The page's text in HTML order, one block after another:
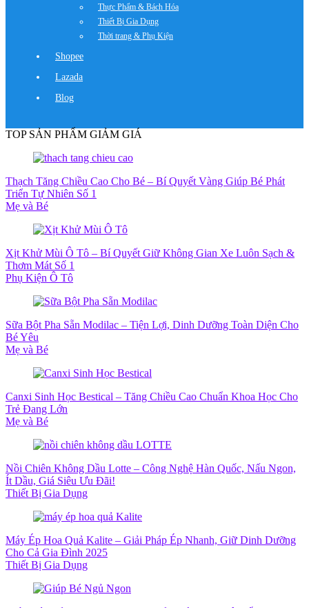
Thực Phẩm & Bách Hóa
Thiết Bị Gia Dụng
Thời trang & Phụ Kiện
Shopee
Lazada
Blog
TOP SẢN PHẨM GIẢM GIÁ
Thạch Tăng Chiều Cao Cho Bé – Bí Quyết Vàng Giúp Bé Phát
Triển Tự Nhiên Số 1
Mẹ và Bé
Xịt Khử Mùi Ô Tô – Bí Quyết Giữ Không Gian Xe Luôn Sạch &
Thơm Mát Số 1
Phụ Kiện Ô Tô
Sữa Bột Pha Sẵn Modilac – Tiện Lợi, Dinh Dưỡng Toàn Diện Cho
Bé Yêu
Mẹ và Bé
Canxi Sinh Học Bestical – Tăng Chiều Cao Chuẩn Khoa Học Cho
Trẻ Đang Lớn
Mẹ và Bé
Nồi Chiên Không Dầu Lotte – Công Nghệ Hàn Quốc, Nấu Ngon,
Ít Dầu, Giá Siêu Ưu Đãi!
Thiết Bị Gia Dụng
Máy Ép Hoa Quả Kalite – Giải Pháp Ép Nhanh, Giữ Dinh Dưỡng
Cho Cả Gia Đình 2025
Thiết Bị Gia Dụng